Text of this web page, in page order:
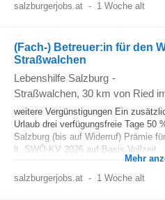
salzburgerjobs.at - 1 Woche alt
(Fach-) Betreuer:in für den
Straßwalchen
Lebenshilfe Salzburg -
Straßwalchen, 30 km von Ried
weitere Vergünstigungen Ein
Urlaub drei verfügungsfreie Tage 50
Salzburg (bis auf Widerruf) Prämie
lt. SWÖ-KV 2026 auf Basis Vollzeit...
Mehr
salzburgerjobs.at - 1 Woche alt